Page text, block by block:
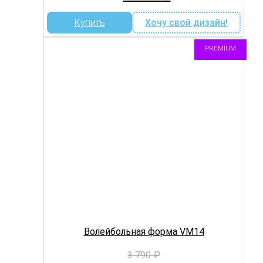
цена
составляла
590 ₽.
цена:
2
950 ₽.
Купить Хочу свой дизайн!
PREMIUM
Волейбольная форма VM14
3 790₽